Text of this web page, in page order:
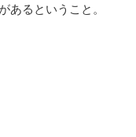
あるということ。